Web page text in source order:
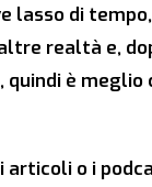
lasso di
realtà e,
quindi è
articoli o i